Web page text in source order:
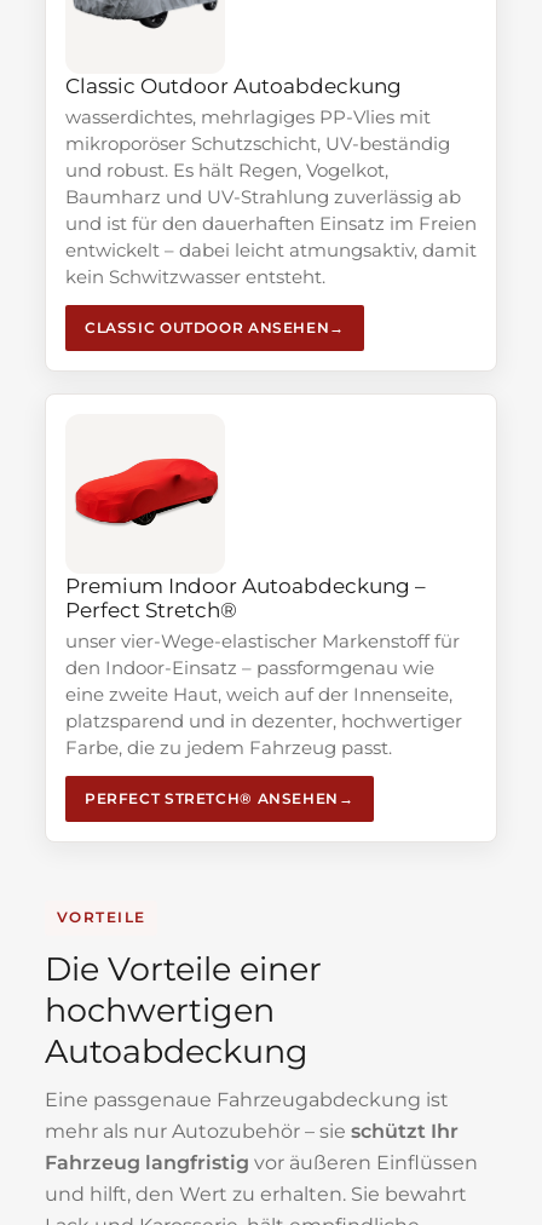
Classic Outdoor Autoabdeckung
wasserdichtes, mehrlagiges PP-Vlies mit
mikroporöser Schutzschicht, UV-beständig
und robust. Es hält Regen, Vogelkot,
Baumharz und UV-Strahlung zuverlässig ab
und ist für den dauerhaften Einsatz im Freien
entwickelt – dabei leicht atmungsaktiv, damit
kein Schwitzwasser entsteht.
CLASSIC OUTDOOR ANSEHEN
Premium Indoor Autoabdeckung –
Perfect Stretch®
unser vier-Wege-elastischer Markenstoff für
den Indoor-Einsatz – passformgenau wie
eine zweite Haut, weich auf der Innenseite,
platzsparend und in dezenter, hochwertiger
Farbe, die zu jedem Fahrzeug passt.
PERFECT STRETCH® ANSEHEN
VORTEILE
Die Vorteile einer
hochwertigen
Autoabdeckung
Eine passgenaue Fahrzeugabdeckung ist
mehr als nur Autozubehör – sie schützt Ihr
Fahrzeug langfristig vor äußeren Einflüssen
und hilft, den Wert zu erhalten. Sie bewahrt